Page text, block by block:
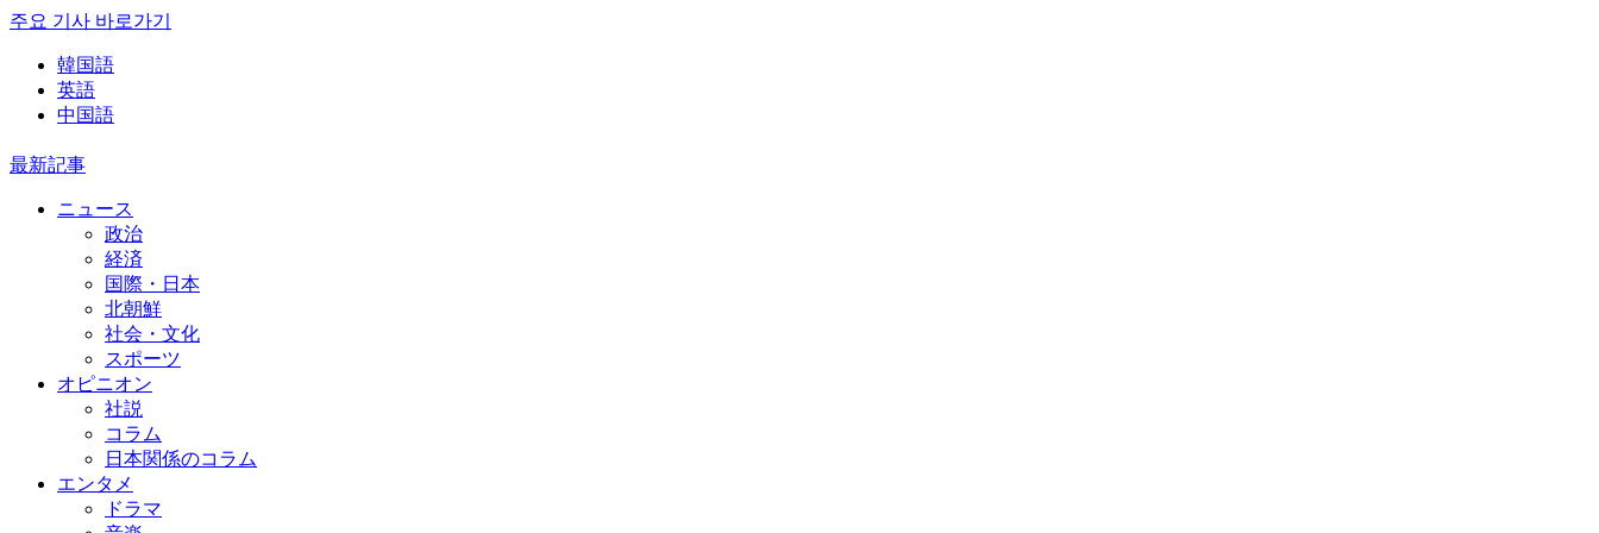
주요 기사 바로가기
韓国語
英語
中国語
最新記事
ニュース
政治
経済
国際・日本
北朝鮮
社会・文化
スポーツ
オピニオン
社説
コラム
日本関係のコラム
エンタメ
ドラマ